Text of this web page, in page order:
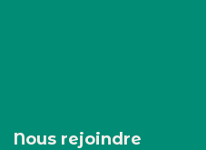
Nous rejoindre